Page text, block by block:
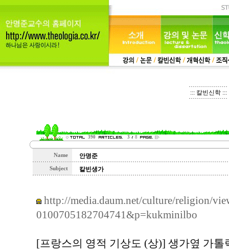
::: 칼빈신학 :::
390 3 8
Name 안명준
Subject 칼빈생가
http://media.daum.net/culture/religion/
0100705182704741&p=kukminilbo
[프랑스의 영적 기상도 (상)] 생가옆 가